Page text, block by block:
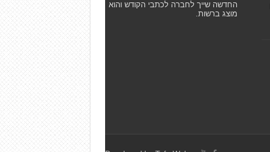
החדשה שייך לחברה לכתבי הקודש והוא
מוצג ברשות.